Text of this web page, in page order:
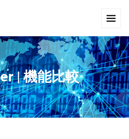
| 機能比較